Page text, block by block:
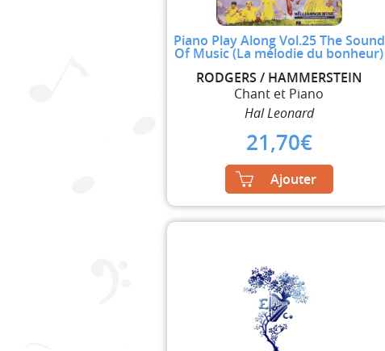
Piano Play Along Vol.25 The Sound
Of Music (La mélodie du bonheur)
RODGERS / HAMMERSTEIN
Chant et Piano
Hal Leonard
21,70€
Ajouter